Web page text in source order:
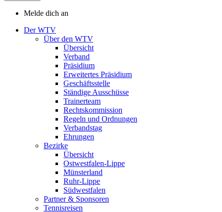
Melde dich an
Der WTV
Über den WTV
Übersicht
Verband
Präsidium
Erweitertes Präsidium
Geschäftsstelle
Ständige Ausschüsse
Trainerteam
Rechtskommission
Regeln und Ordnungen
Verbandstag
Ehrungen
Bezirke
Übersicht
Ostwestfalen-Lippe
Münsterland
Ruhr-Lippe
Südwestfalen
Partner & Sponsoren
Tennisreisen